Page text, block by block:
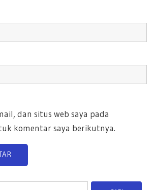
dan situs web saya pada
komentar saya berikutnya.